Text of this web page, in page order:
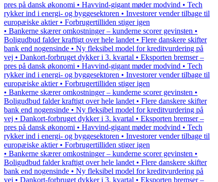
pres på dansk økonomi • Havvind-gigant møder modvind • Tech
rykker ind i energi- og byggesektoren • Investorer vender tilbage til
europæiske aktier • Forbrugertilliden stiger igen
• Bankerne skærer omkostninger – kunderne scorer gevinsten •
Boligudbud falder kraftigt over hele landet • Flere danskere skifter
bank end nogensinde • Ny fleksibel model for kreditvurdering på
vej • Dankort-forbruget dykker i 3. kvartal • Eksporten bremser –
pres på dansk økonomi • Havvind-gigant møder modvind • Tech
rykker ind i energi- og byggesektoren • Investorer vender tilbage til
europæiske aktier • Forbrugertilliden stiger igen
• Bankerne skærer omkostninger – kunderne scorer gevinsten •
Boligudbud falder kraftigt over hele landet • Flere danskere skifter
bank end nogensinde • Ny fleksibel model for kreditvurdering på
vej • Dankort-forbruget dykker i 3. kvartal • Eksporten bremser –
pres på dansk økonomi • Havvind-gigant møder modvind • Tech
rykker ind i energi- og byggesektoren • Investorer vender tilbage til
europæiske aktier • Forbrugertilliden stiger igen
• Bankerne skærer omkostninger – kunderne scorer gevinsten •
Boligudbud falder kraftigt over hele landet • Flere danskere skifter
bank end nogensinde • Ny fleksibel model for kreditvurdering på
vej • Dankort-forbruget dykker i 3. kvartal • Eksporten bremser –